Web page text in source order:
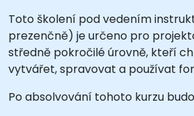
Toto školení pod vedením
prezenčně) je určeno pro
středně pokročilé úrovně, kteří
vytvářet, spravovat a používat
Po absolvování tohoto kurzu